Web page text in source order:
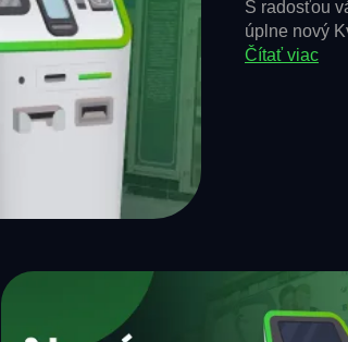
S radosťou
úplne nový
Čítať viac